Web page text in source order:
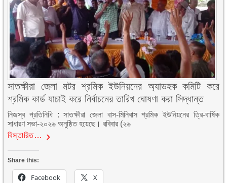
সাতক্ষীরা জেলা মটর শ্রমিক ইউনিয়নের অ্যাডহক কমিটি করে
শ্রমিক কার্ড যাচাই করে নির্বাচনের তারিখ ঘোষণা করা সিদ্ধান্ত
নিজস্ব প্রতিনিধি : সাতক্ষীরা জেলা বাস-মিনিবাস শ্রমিক ইউনিয়নের ত্রি-বার্ষিক
সাধারণ সভা-২০২৬ অনুষ্ঠিত হয়েছে। রবিবার (২৬
বিস্তারিত…
Share this:
Facebook X